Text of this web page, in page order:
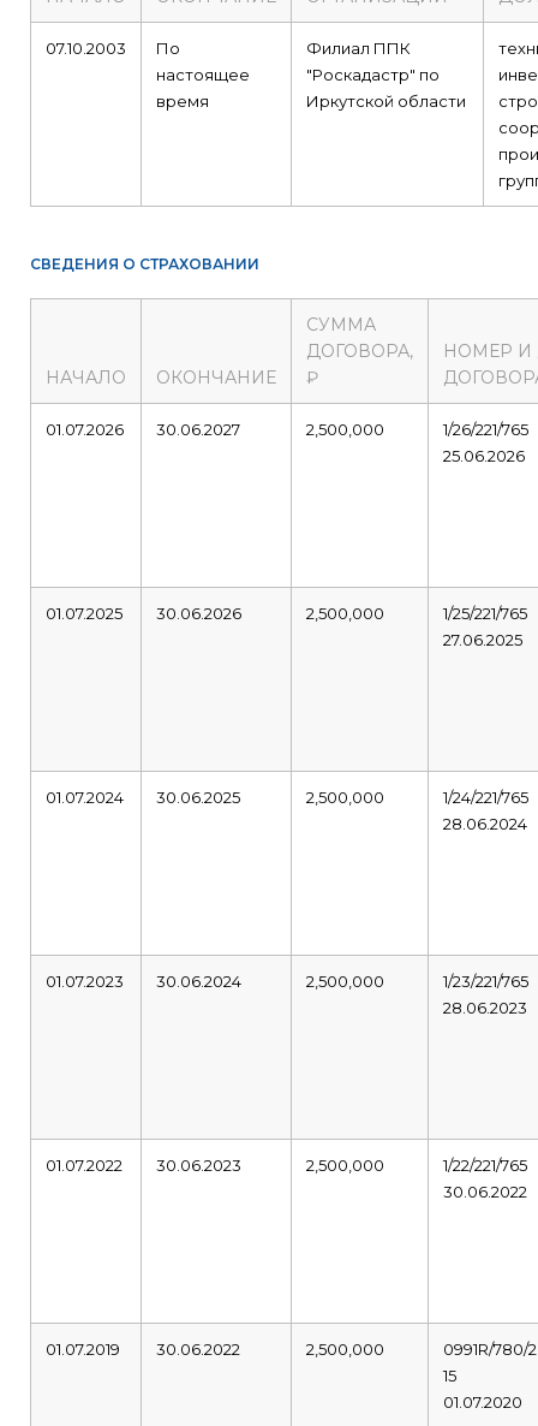
07.10.2003
По
настоящее
время
Филиал ППК
"Роскадастр" по
Иркутской области
СВЕДЕНИЯ О СТРАХОВАНИИ
НАЧАЛО ОКОНЧАНИЕ
СУММА
ДОГОВОРА,
₽
НОМЕР И
01.07.2026 30.06.2027 2,500,000
1/26/221/765
25.06.2026
01.07.2025 30.06.2026 2,500,000
1/25/221/765
27.06.2025
01.07.2024 30.06.2025 2,500,000
1/24/221/765
28.06.2024
01.07.2023 30.06.2024 2,500,000
1/23/221/765
28.06.2023
01.07.2022 30.06.2023 2,500,000
1/22/221/765
30.06.2022
01.07.2019 30.06.2022 2,500,000
0991R/780/
15
01.07.2020